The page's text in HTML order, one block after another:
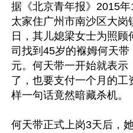
据《北京青年报》2015
太家住广州市南沙区大
日，其儿媳梁女士为照
司找到45岁的褓姆何天
元。何天带一开始就表示
了，也要支付一个月的工
样一句话竟然暗藏杀机。
何天带正式上岗3天后，